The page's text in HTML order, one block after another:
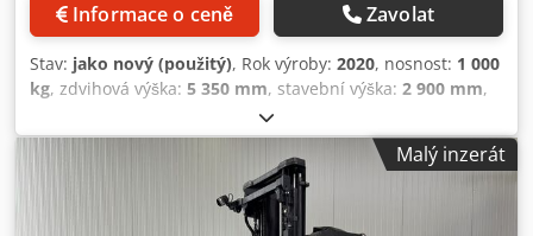
Informace o ceně Zavolat
Stav: jako nový (použitý), Rok výroby: 2020, nosnost: 1 000
kg, zdvihová výška: 5 350 mm, stavební výška: 2 900 mm,
, typ paliva:
stožáru:duplex, Výrobce + model: LINDE V 10 / Sloup:
2W5350 ID: 26083.71 Kategorie: Použité Sloup: 2W Výška ve
složeném stavu: 2900 mm Výška zdvihu: 5350 mm Nosnost:
1000 kg Výška plošiny: 4750 mm Výška pro odběr: 6350 mm
Malý inzerát